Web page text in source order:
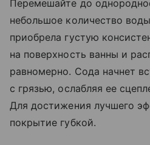
Перемешайте до
небольшое количество
приобрела густую
на поверхность ванны и
равномерно. Сода начнет
с грязью, ослабляя ее
Для достижения лучшего
покрытие губкой.